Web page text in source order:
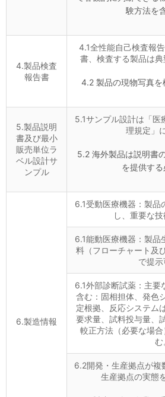
験方法を
4.製品検査
報告書
4.1全性能自己検査報
書、検査する製品は
4.2 製品の現物写真を
5.製品説明
書及び最小
販売単位ラ
ベル設計サ
ンプル
5.1サンプル設計は「医
理規定」
5.2 海外製品は説明書
を提供す
6.製造情報
6.1受動医療機器：製品
し、重要な
6.1能動医療機器：製品
料（フローチャート及
で提示
6.1外部診断試薬：主要
含む：固相担体、発色
定根拠、反応システム
要求量、試料投与量、
較正方法（必要な場
む
6.2開発・生産拠点が複
生産拠点の実態